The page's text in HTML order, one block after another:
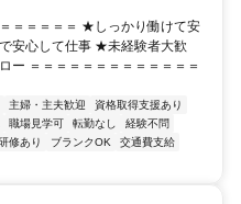
＝＝＝＝＝ ★しっかり働けて安
安心して仕事 ★未経験者大歓
ー ＝＝＝＝＝＝＝＝＝＝＝＝＝
主婦・主夫歓迎
資格取得支援あり
職場見学可 転勤なし
経験不問
修あり ブランクOK
交通費支給